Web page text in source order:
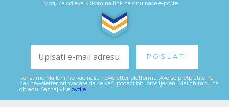
Moguća odjava klikom na link na dnu naše e-pošte
Koristimo Mailchimp kao našu newsletter platformu. Ako se pretplatite na
naš newsletter prihvaćate da će vaši podaci biti proslijeđeni Mailchimpu na
obradu. Saznaj više ovdje.